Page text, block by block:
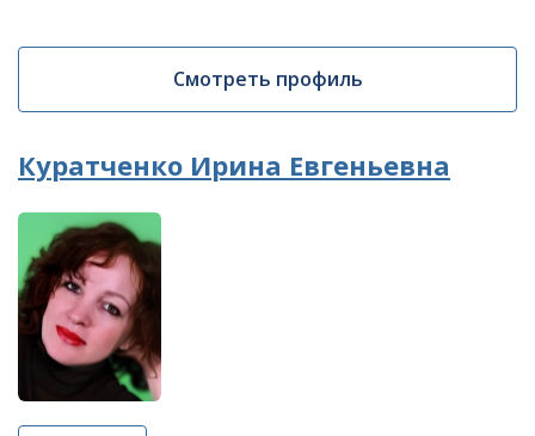
Смотреть профиль
Куратченко Ирина Евгеньевна